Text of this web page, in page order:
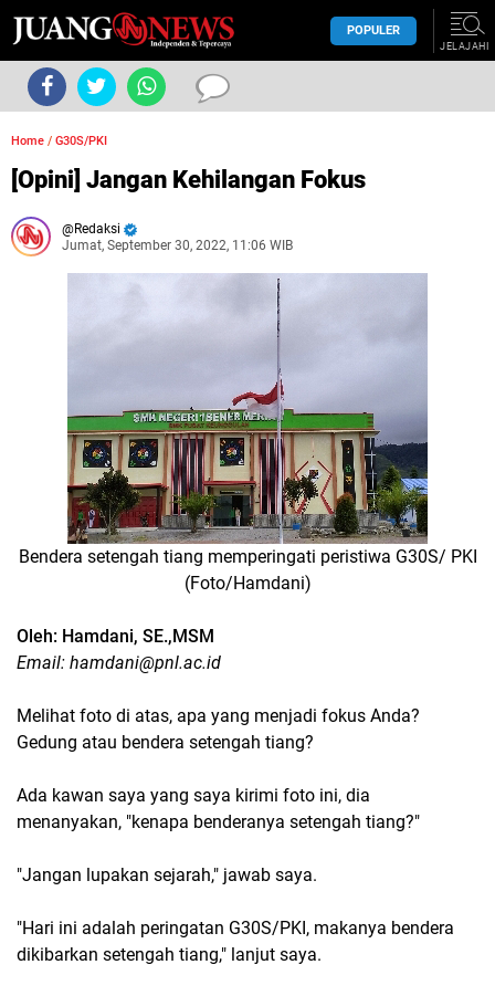
POPULER
JELAJAHI
Home / G30S/PKI
[Opini] Jangan Kehilangan Fokus
Redaksi
Jumat, September 30, 2022, 11:06 WIB
Bendera setengah tiang memperingati peristiwa G30S/ PKI
(Foto/Hamdani)
Oleh: Hamdani, SE.,MSM
Email: hamdani@pnl.ac.id
Melihat foto di atas, apa yang menjadi fokus Anda?
Gedung atau bendera setengah tiang?
Ada kawan saya yang saya kirimi foto ini, dia
menanyakan, "kenapa benderanya setengah tiang?"
"Jangan lupakan sejarah," jawab saya.
"Hari ini adalah peringatan G30S/PKI, makanya bendera
dikibarkan setengah tiang," lanjut saya.